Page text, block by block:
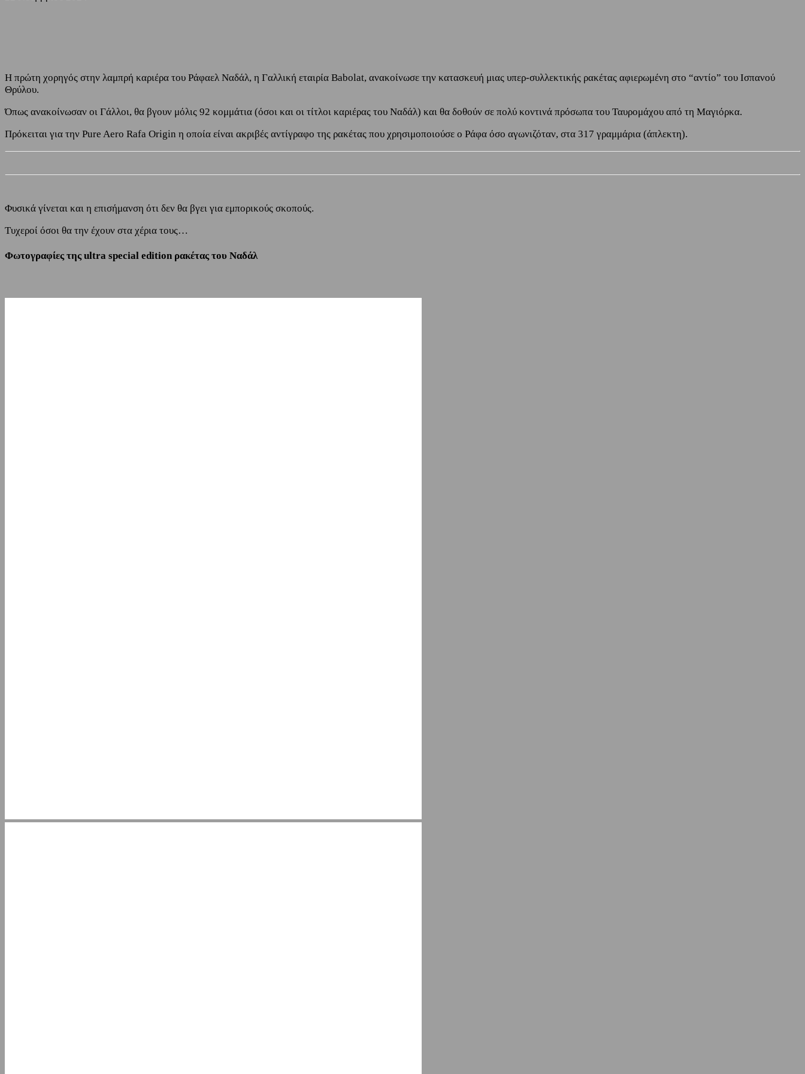
Η πρώτη χορηγός στην λαμπρή καριέρα του Ράφαελ Ναδάλ, η Γαλλική εταιρία Babolat, ανακοίνωσε την κατασκευή μιας υπερ-συλλεκτικής ρακέτας αφιερωμένη στο “αντίο” του Ισπανού
Θρύλου.
Όπως ανακοίνωσαν οι Γάλλοι, θα βγουν μόλις 92 κομμάτια (όσοι και οι τίτλοι καριέρας του Ναδάλ) και θα δοθούν σε πολύ κοντινά πρόσωπα του Ταυρομάχου από τη Μαγιόρκα.
Πρόκειται για την Pure Aero Rafa Origin η οποία είναι ακριβές αντίγραφο της ρακέτας που χρησιμοποιούσε ο Ράφα όσο αγωνιζόταν, στα 317 γραμμάρια (άπλεκτη).
Φυσικά γίνεται και η επισήμανση ότι δεν θα βγει για εμπορικούς σκοπούς.
Τυχεροί όσοι θα την έχουν στα χέρια τους…
Φωτογραφίες της ultra special edition ρακέτας του Ναδάλ